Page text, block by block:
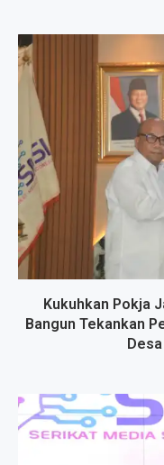
Kukuhkan Pokja
Bangun Tekankan